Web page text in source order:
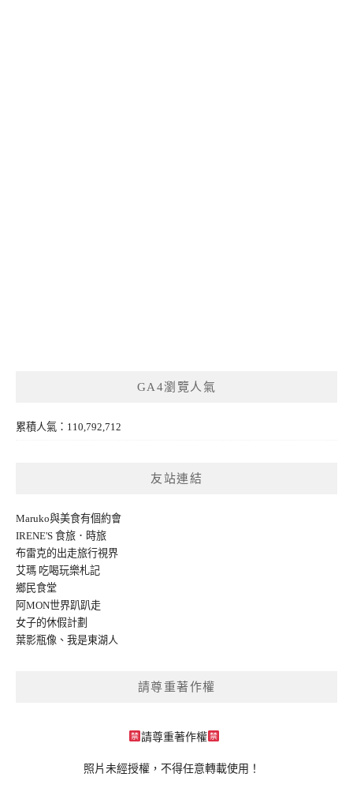
GA4瀏覽人氣
累積人氣：110,792,712
友站連結
Maruko與美食有個約會
IRENE'S 食旅．時旅
布雷克的出走旅行視界
艾瑪 吃喝玩樂札記
鄉民食堂
阿MON世界趴趴走
女子的休假計劃
葉影瓶像 、 我是東湖人
請尊重著作權
請尊重著作權
照片未經授權，不得任意轉載使用！